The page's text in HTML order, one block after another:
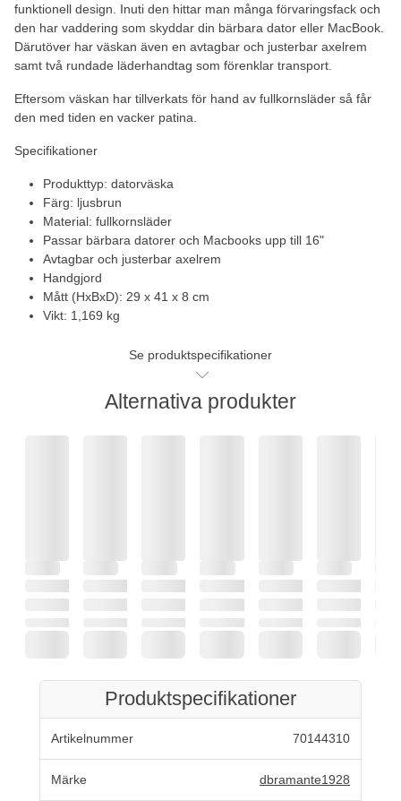
funktionell design. Inuti den hittar man många förvaringsfack och
den har vaddering som skyddar din bärbara dator eller MacBook.
Därutöver har väskan även en avtagbar och justerbar axelrem
samt två rundade läderhandtag som förenklar transport.
Eftersom väskan har tillverkats för hand av fullkornsläder så får
den med tiden en vacker patina.
Specifikationer
Produkttyp: datorväska
Färg: ljusbrun
Material: fullkornsläder
Passar bärbara datorer och Macbooks upp till 16"
Avtagbar och justerbar axelrem
Handgjord
Mått (HxBxD): 29 x 41 x 8 cm
Vikt: 1,169 kg
Se produktspecifikationer
Alternativa produkter
Produktspecifikationer
Artikelnummer 70144310
Märke dbramante1928